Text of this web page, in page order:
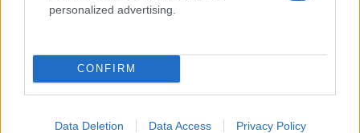
personalized advertising.
CONFIRM
Data Deletion Data Access Privacy Policy
2000 /2000